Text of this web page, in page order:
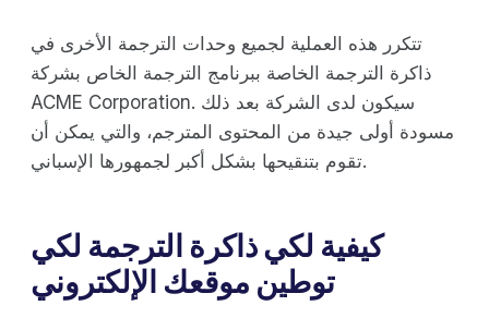
تتكرر هذه العملية لجميع وحدات الترجمة الأخرى في
ذاكرة الترجمة الخاصة ببرنامج الترجمة الخاص بشركة
ACME Corporation. سيكون لدى الشركة بعد ذلك
مسودة أولى جيدة من المحتوى المترجم، والتي يمكن أن
تقوم بتنقيحها بشكل أكبر لجمهورها الإسباني.
كيفية لكي ذاكرة الترجمة لكي
توطين موقعك الإلكتروني